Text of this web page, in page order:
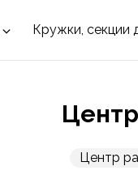
Кружки, секции
Центр